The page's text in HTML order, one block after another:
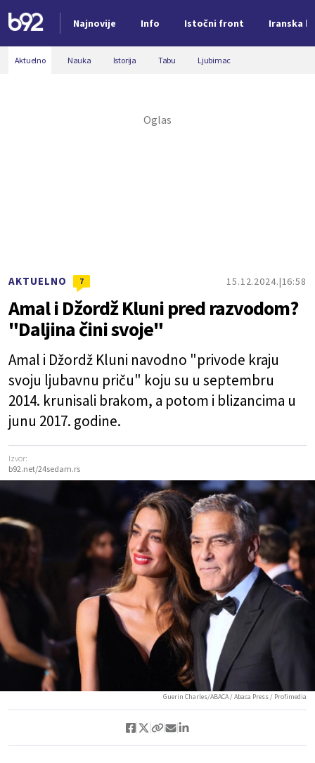
Najnovije Info Istočni front Iranska
Nova vest
Aktuelno Nauka Istorija Tabu Ljubimac
AKTUELNO 7 15.12.2024. 16:58
Amal i Džordž Kluni pred razvodom?
"Daljina čini svoje"
Amal i Džordž Kluni navodno "privode kraju
svoju ljubavnu priču" koju su u septembru
2014. krunisali brakom, a potom i blizancima u
junu 2017. godine.
Izvor:
b92.net/24sedam.rs
Guerin Charles/ABACA / Abaca Press / Profimedia